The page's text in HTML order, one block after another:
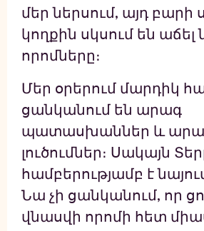
մեր ներսում, այդ բարի
կողքին սկսում են աճել
որոմները։
Մեր օրերում մարդիկ
ցանկանում են արագ
պատասխաններ և
լուծումներ։ Սակայն
համբերությամբ է
Նա չի ցանկանում, որ
վնասվի որոմի հետ